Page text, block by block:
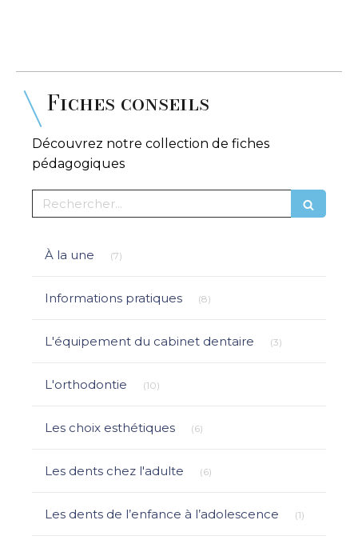
Fiches conseils
Découvrez notre collection de fiches
pédagogiques
Rechercher
À la une (7)
Informations pratiques (8)
L'équipement du cabinet dentaire (3)
L'orthodontie (10)
Les choix esthétiques (6)
Les dents chez l'adulte (6)
Les dents de l’enfance à l’adolescence (1)